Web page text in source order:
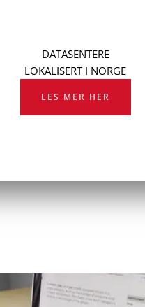
DATASENTERE
LOKALISERT I NORGE
LES MER HER